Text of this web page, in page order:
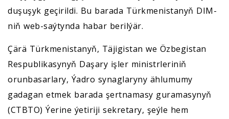
duşuşyk geçirildi. Bu barada Türkmenistanyň DIM-
niň web-saýtynda habar berilýär.
Çärä Türkmenistanyň, Täjigistan we Özbegistan
Respublikasynyň Daşary işler ministrleriniň
orunbasarlary, Ýadro synaglaryny ählumumy
gadagan etmek barada şertnamasy guramasynyň
(CTBTO) Ýerine ýetiriji sekretary, şeýle hem